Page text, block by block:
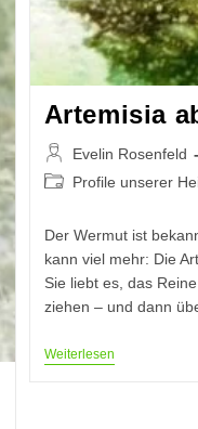
Artemisia
Beitrags-
Autor:
Evelin Rosenfeld
Beitrags-Profile unserer
Der Wermut ist
kann viel mehr: Die
Sie liebt es, das
ziehen – und dann
WeiterlesenArtemisia